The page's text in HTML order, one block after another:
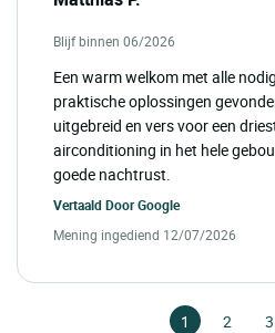
Blijf binnen 06/2026
Een warm welkom met alle
praktische oplossingen
uitgebreid en vers voor een
airconditioning in het hele
goede nachtrust.
Vertaald DoorGoogle
Mening ingediend 12/07/2026
1 2 3